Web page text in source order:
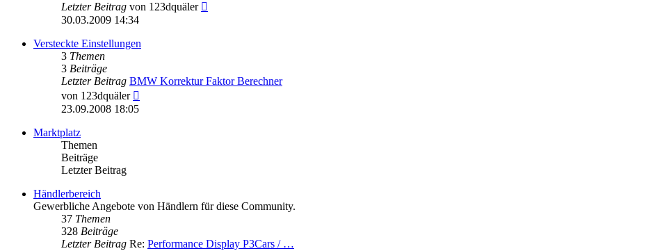
Letzter Beitrag von 123dquäler
30.03.2009 14:34
Versteckte Einstellungen
3 Themen
3 Beiträge
Letzter Beitrag BMW Korrektur Faktor Berechner
von 123dquäler
23.09.2008 18:05
Marktplatz
Themen
Beiträge
Letzter Beitrag
Händlerbereich
Gewerbliche Angebote von Händlern für diese Community.
37 Themen
328 Beiträge
Letzter Beitrag Re: Performance Display P3Cars / …